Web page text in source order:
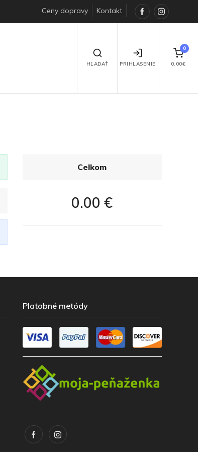
Ceny dopravy Kontakt Facebook
HĽADAŤ PRIHLASENIE
0
0.00€
Celkom
0.00 €
Platobné metódy